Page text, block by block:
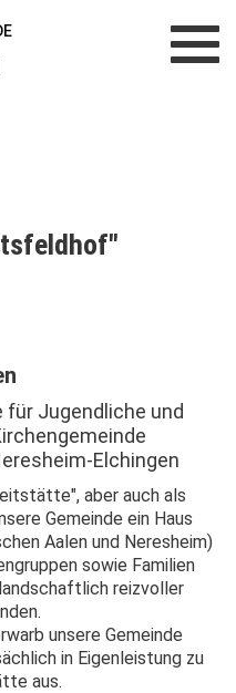
Jugendliche und
Elchingen
aber auch als
Gemeinde ein Haus
Aalen und Neresheim)
sowie Familien
reizvoller
unsere Gemeinde
in Eigenleistung zu
aus.